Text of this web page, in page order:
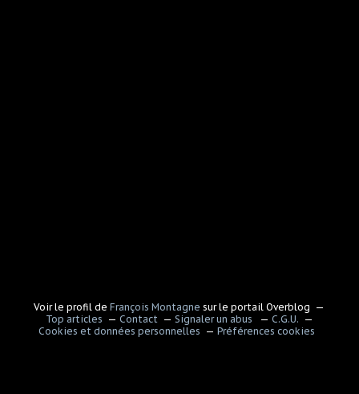
Voir le profil deFrançois Montagne sur le portail Overblog
Top articles
Contact Signaler un abus
C.G.U.
Cookies et données personnelles
Préférences cookies